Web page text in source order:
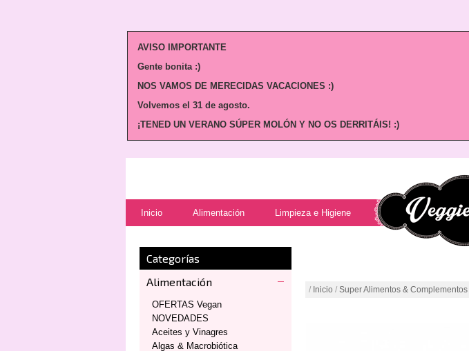
AVISO IMPORTANTE
Gente bonita :)
NOS VAMOS DE MERECIDAS VACACIONES :)
Volvemos el 31 de agosto.
¡TENED UN VERANO SÚPER MOLÓN Y NO OS DERRITÁIS! :)
Inicio Alimentación Limpieza e Higiene
Categorías
Alimentación
OFERTAS Vegan
NOVEDADES
Aceites y Vinagres
Algas & Macrobiótica
/ Inicio / Super Alimentos & Complementos